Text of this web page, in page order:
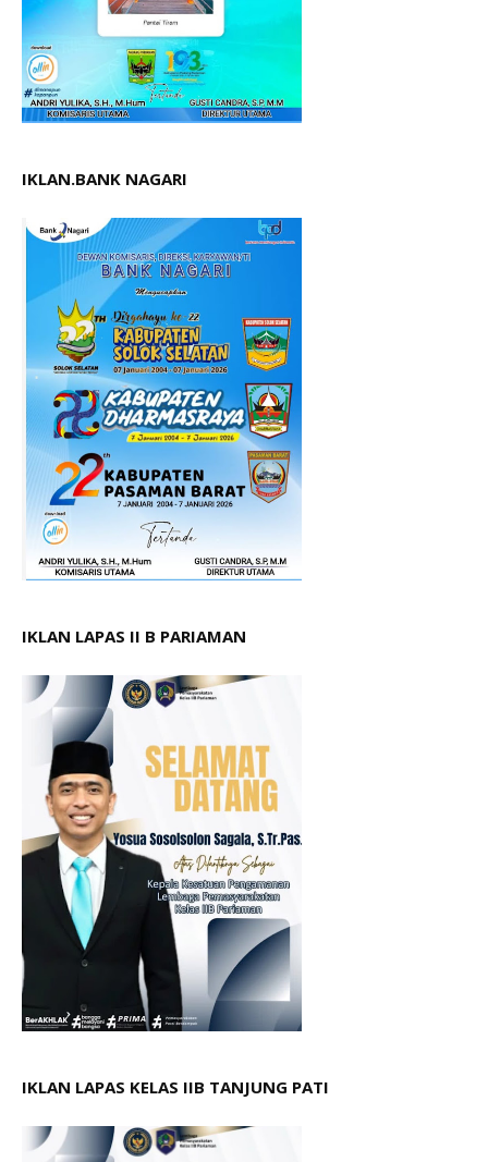
IKLAN.BANK NAGARI
IKLAN LAPAS II B PARIAMAN
IKLAN LAPAS KELAS IIB TANJUNG PATI